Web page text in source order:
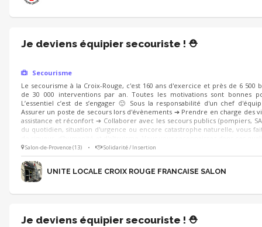
Je deviens équipier secouriste ! ⛑️
Secourisme
Le secourisme à la Croix-Rouge, c'est 160 ans d'exercice et près de 6 500
de 30 000 interventions par an. Toutes les motivations sont bonnes
L’essentiel c’est de s’engager 🙂 Sous la responsabilité d'un chef
Assurer un poste de secours lors d'évènements ➔ Prendre en charge des
assistance et réconfort ➔ Collaborer avec les secours publics (pompiers,
du quotidien, situation d'urgence ou encore catastrophe naturelle, vous
Salon-de-Provence (13) • Solidarité / Insertion
UNITE LOCALE CROIX ROUGE FRANCAISE SALON
Je deviens équipier secouriste ! ⛑️